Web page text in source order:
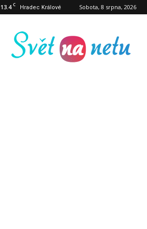
13.4 C Hradec Králové Sobota, 8 srpna, 2026
Svět
na
netu